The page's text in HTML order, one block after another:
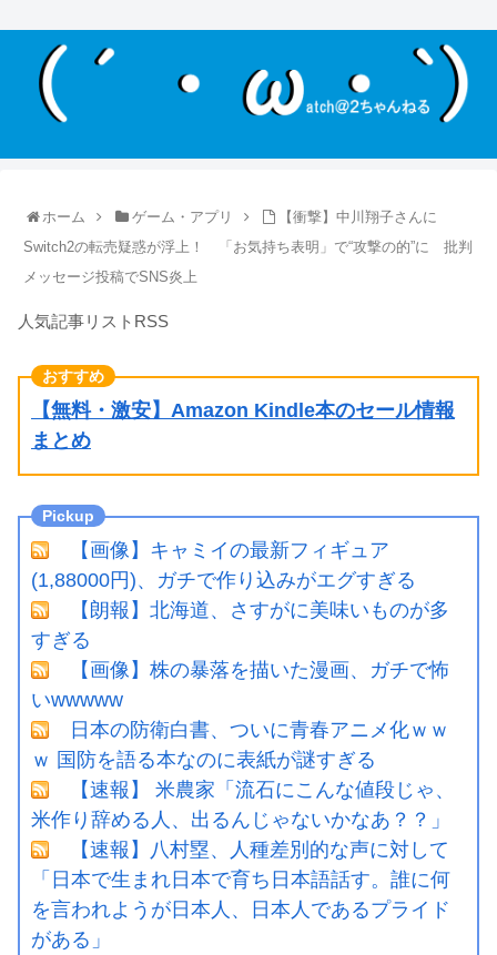
ホーム ゲーム・アプリ
【衝撃】中川翔子さんに
Switch2の転売疑惑が浮上！ 「お気持ち表明」で“攻撃の的”に 批判
メッセージ投稿でSNS炎上
人気記事リストRSS
【無料・激安】Amazon Kindle本のセール情報
まとめ
【画像】キャミイの最新フィギュア
(1,88000円)、ガチで作り込みがエグすぎる
【朗報】北海道、さすがに美味いものが多
すぎる
【画像】株の暴落を描いた漫画、ガチで怖
いwwwww
日本の防衛白書、ついに青春アニメ化ｗｗ
ｗ 国防を語る本なのに表紙が謎すぎる
【速報】 米農家「流石にこんな値段じゃ、
米作り辞める人、出るんじゃないかなあ？？」
【速報】八村塁、人種差別的な声に対して
「日本で生まれ日本で育ち日本語話す。誰に何
を言われようが日本人、日本人であるプライド
がある」